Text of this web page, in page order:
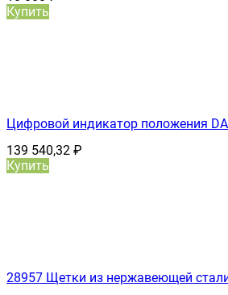
Купить
Цифровой индикатор положения
139 540,32 ₽
Купить
28957 Щетки из нержавеющей